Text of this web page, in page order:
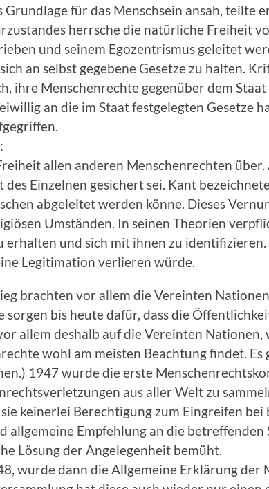
Grundlage für das Menschsein ansah,
herrsche die natürliche Freiheit
und seinem Egozentrismus geleitet
an selbst gegebene Gesetze zu halten.
ihre Menschenrechte gegenüber dem
an die im Staat festgelegten Gesetze
allen anderen Menschenrechten
Einzelnen gesichert sei. Kant
abgeleitet werden könne. Dieses
Umständen. In seinen Theorien
erhalten und sich mit ihnen zu
Legitimation verlieren würde.
brachten vor allem die Vereinten
sorgen bis heute dafür, dass die
allem deshalb auf die Vereinten
wohl am meisten Beachtung findet.
1947 wurde die erste
aus aller Welt zu
keinerlei Berechtigung zum Eingreifen
allgemeine Empfehlung an die
Lösung der Angelegenheit bemüht.
wurde dann die Allgemeine Erklärung